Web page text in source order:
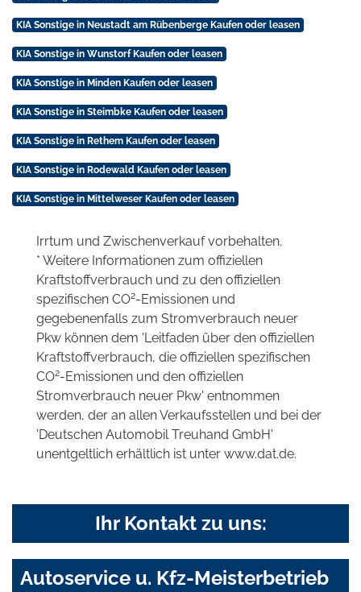
KIA Sonstige in Neustadt am Rübenberge Kaufen oder leasen
KIA Sonstige in Wunstorf Kaufen oder leasen
KIA Sonstige in Minden Kaufen oder leasen
KIA Sonstige in Steimbke Kaufen oder leasen
KIA Sonstige in Rethem Kaufen oder leasen
KIA Sonstige in Rodewald Kaufen oder leasen
KIA Sonstige in Mittelweser Kaufen oder leasen
Irrtum und Zwischenverkauf vorbehalten.
* Weitere Informationen zum offiziellen
Kraftstoffverbrauch und zu den offiziellen
spezifischen CO2-Emissionen und
gegebenenfalls zum Stromverbrauch neuer
Pkw können dem 'Leitfaden über den offiziellen
Kraftstoffverbrauch, die offiziellen spezifischen
CO2-Emissionen und den offiziellen
Stromverbrauch neuer Pkw' entnommen
werden, der an allen Verkaufsstellen und bei der
'Deutschen Automobil Treuhand GmbH'
unentgeltlich erhältlich ist unter www.dat.de.
Ihr Kontakt zu uns:
Autoservice u. Kfz-Meisterbetrieb